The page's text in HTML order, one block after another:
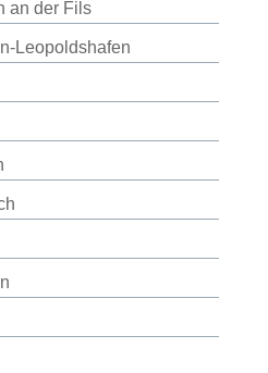
an der Fils
Leopoldshafen